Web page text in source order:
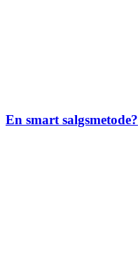
En smart salgsmetode?